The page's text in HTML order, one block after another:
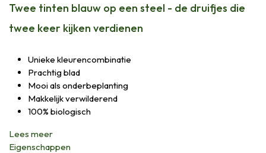
Twee tinten blauw op een steel - de druifjes die
twee keer kijken verdienen
Unieke kleurencombinatie
Prachtig blad
Mooi als onderbeplanting
Makkelijk verwilderend
100% biologisch
Lees meer
Eigenschappen